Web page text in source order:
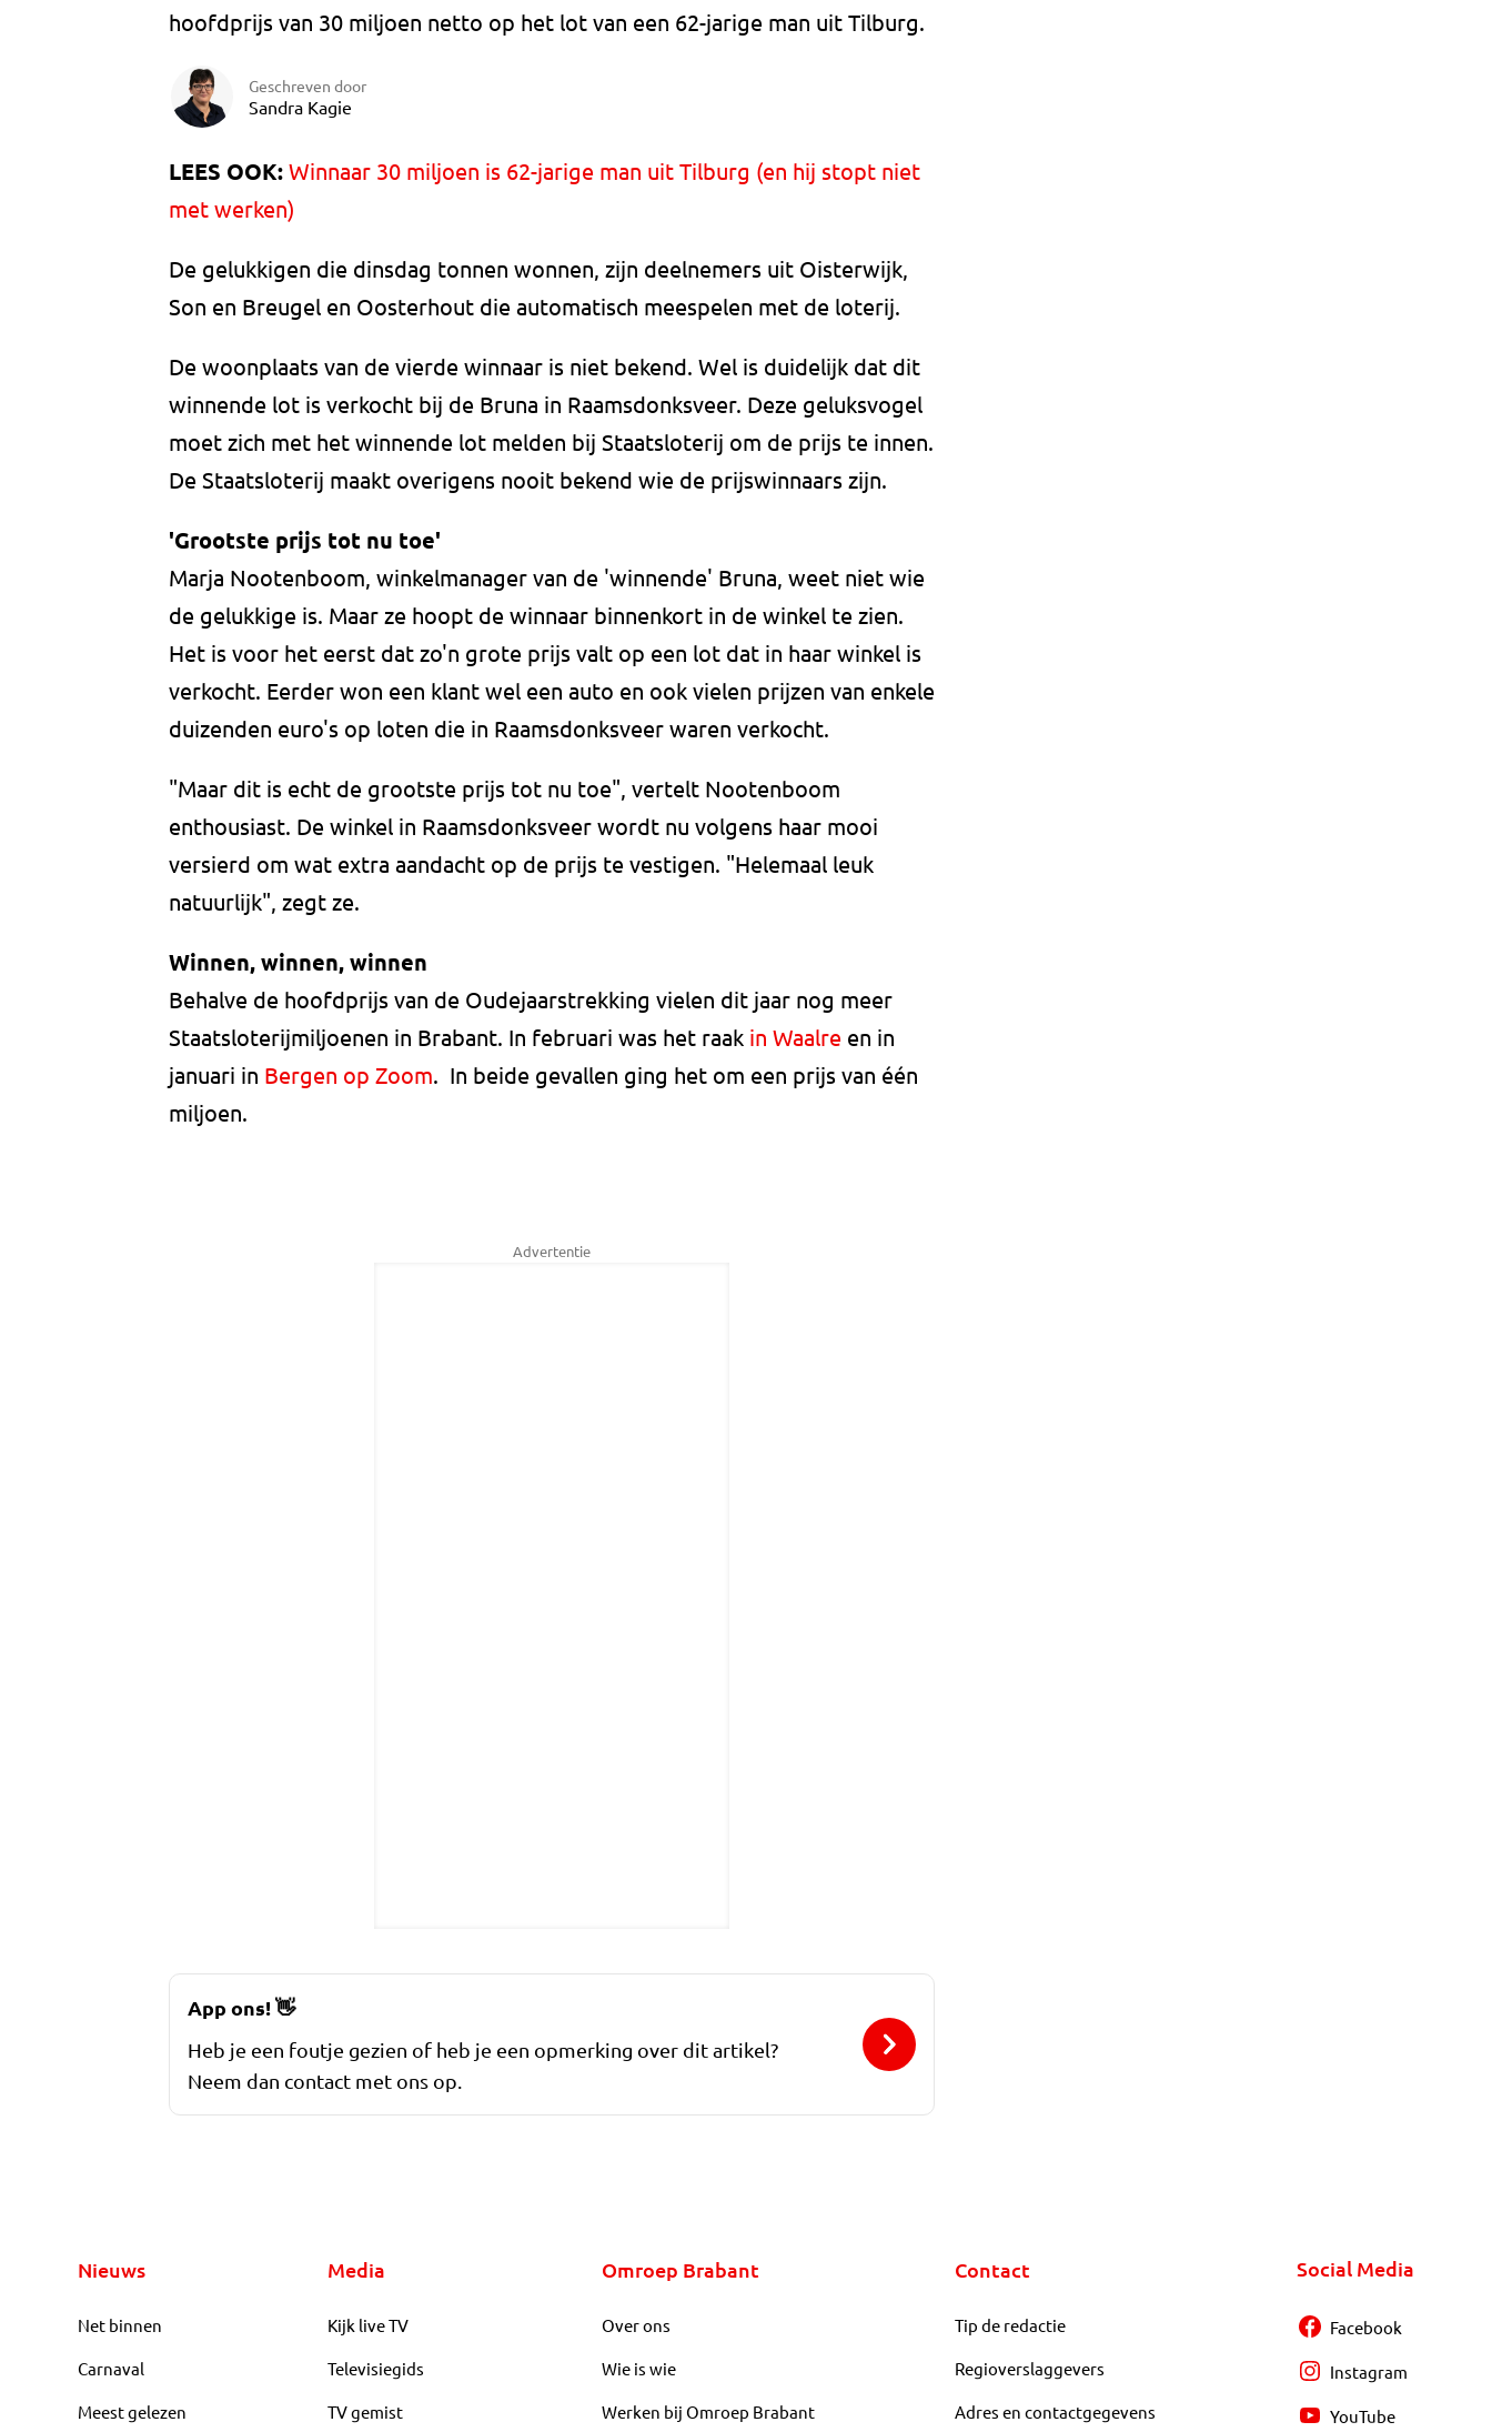
hoofdprijs van 30 miljoen netto op het lot van een 62-jarige man uit Tilburg.
Geschreven door
Sandra Kagie
LEES OOK: Winnaar 30 miljoen is 62-jarige man uit Tilburg (en hij stopt niet
met werken)
De gelukkigen die dinsdag tonnen wonnen, zijn deelnemers uit Oisterwijk,
Son en Breugel en Oosterhout die automatisch meespelen met de loterij.
De woonplaats van de vierde winnaar is niet bekend. Wel is duidelijk dat dit
winnende lot is verkocht bij de Bruna in Raamsdonksveer. Deze geluksvogel
moet zich met het winnende lot melden bij Staatsloterij om de prijs te innen.
De Staatsloterij maakt overigens nooit bekend wie de prijswinnaars zijn.
'Grootste prijs tot nu toe'
Marja Nootenboom, winkelmanager van de 'winnende' Bruna, weet niet wie
de gelukkige is. Maar ze hoopt de winnaar binnenkort in de winkel te zien.
Het is voor het eerst dat zo'n grote prijs valt op een lot dat in haar winkel is
verkocht. Eerder won een klant wel een auto en ook vielen prijzen van enkele
duizenden euro's op loten die in Raamsdonksveer waren verkocht.
"Maar dit is echt de grootste prijs tot nu toe", vertelt Nootenboom
enthousiast. De winkel in Raamsdonksveer wordt nu volgens haar mooi
versierd om wat extra aandacht op de prijs te vestigen. "Helemaal leuk
natuurlijk", zegt ze.
Winnen, winnen, winnen
Behalve de hoofdprijs van de Oudejaarstrekking vielen dit jaar nog meer
Staatsloterijmiljoenen in Brabant. In februari was het raak in Waalre en in
januari in Bergen op Zoom. In beide gevallen ging het om een prijs van één
miljoen.
Advertentie
App ons!👋
Heb je een foutje gezien of heb je een opmerking over dit artikel?
Neem dan contact met ons op.
Nieuws
Net binnen
Carnaval
Meest gelezen
Media
Kijk live TV
Televisiegids
TV gemist
Omroep Brabant
Over ons
Wie is wie
Werken bij Omroep Brabant
Contact
Tip de redactie
Regioverslaggevers
Adres en contactgegevens
Social Media
Facebook
Instagram
YouTube